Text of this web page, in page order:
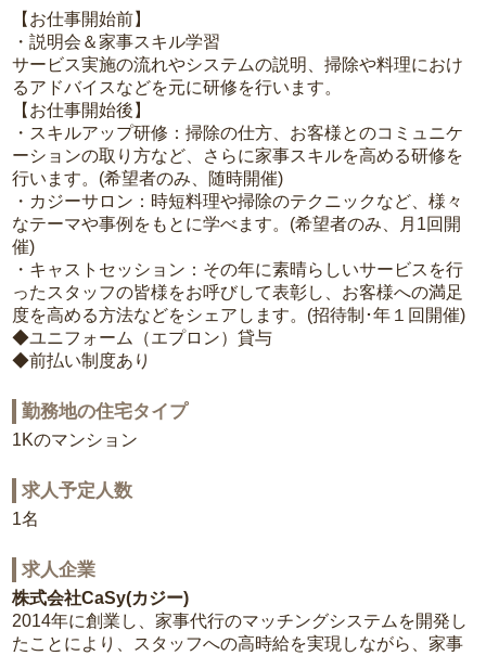
【お仕事開始前】
・説明会＆家事スキル学習
サービス実施の流れやシステムの説明、掃除や料理におけ
るアドバイスなどを元に研修を行います。
【お仕事開始後】
・スキルアップ研修：掃除の仕方、お客様とのコミュニケ
ーションの取り方など、さらに家事スキルを高める研修を
行います。(希望者のみ、随時開催)
・カジーサロン：時短料理や掃除のテクニックなど、様々
なテーマや事例をもとに学べます。(希望者のみ、月1回開
催)
・キャストセッション：その年に素晴らしいサービスを行
ったスタッフの皆様をお呼びして表彰し、お客様への満足
度を高める方法などをシェアします。(招待制･年１回開催)
◆ユニフォーム（エプロン）貸与
◆前払い制度あり
勤務地の住宅タイプ
1Kのマンション
求人予定人数
1名
求人企業
株式会社CaSy(カジー)
2014年に創業し、家事代行のマッチングシステムを開発し
たことにより、スタッフへの高時給を実現しながら、家事